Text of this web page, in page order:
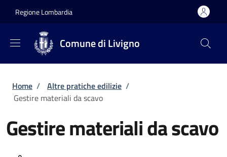
Regione Lombardia
Comune di Livigno
Briciole di pane
Home / Altre pratiche edilizie /
Gestire materiali da scavo
Gestire materiali da scavo